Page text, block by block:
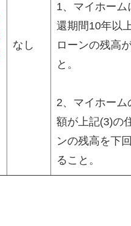
なし
1、マイホーム
還期間10年以
ローンの残高
と。
2、マイホーム
額が上記(3)の
ンの残高を下
ること。